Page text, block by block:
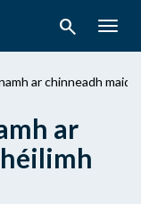
search
ar chinneadh
ar